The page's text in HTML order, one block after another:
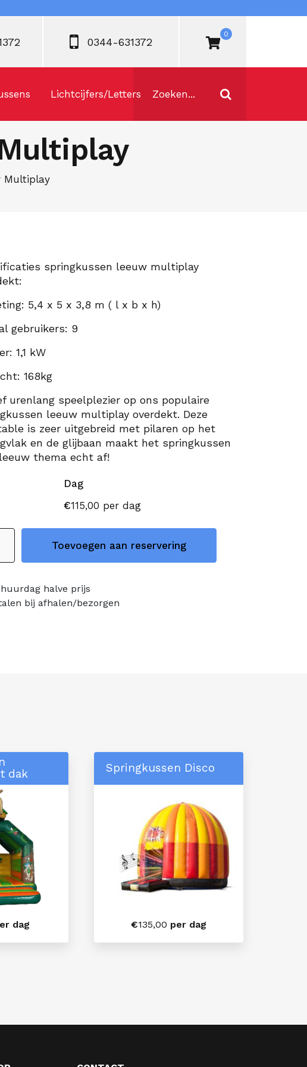
0344-631372
0
Lichtcijfers/Letters
Multiplay
springkussen leeuw multiplay
5,4 x 5 x 3,8 m ( l x b x h)
gebruikers: 9
1,1 kW
168kg
urenlang speelplezier op ons populaire
leeuw multiplay overdekt. Deze
is zeer uitgebreid met pilaren op het
en de glijbaan maakt het springkussen
thema echt af!
Dag
€115,00 per dag
Toevoegen aan reservering
halve prijs
bij afhalen/bezorgen
dak
dag
Springkussen Disco
€135,00 per dag